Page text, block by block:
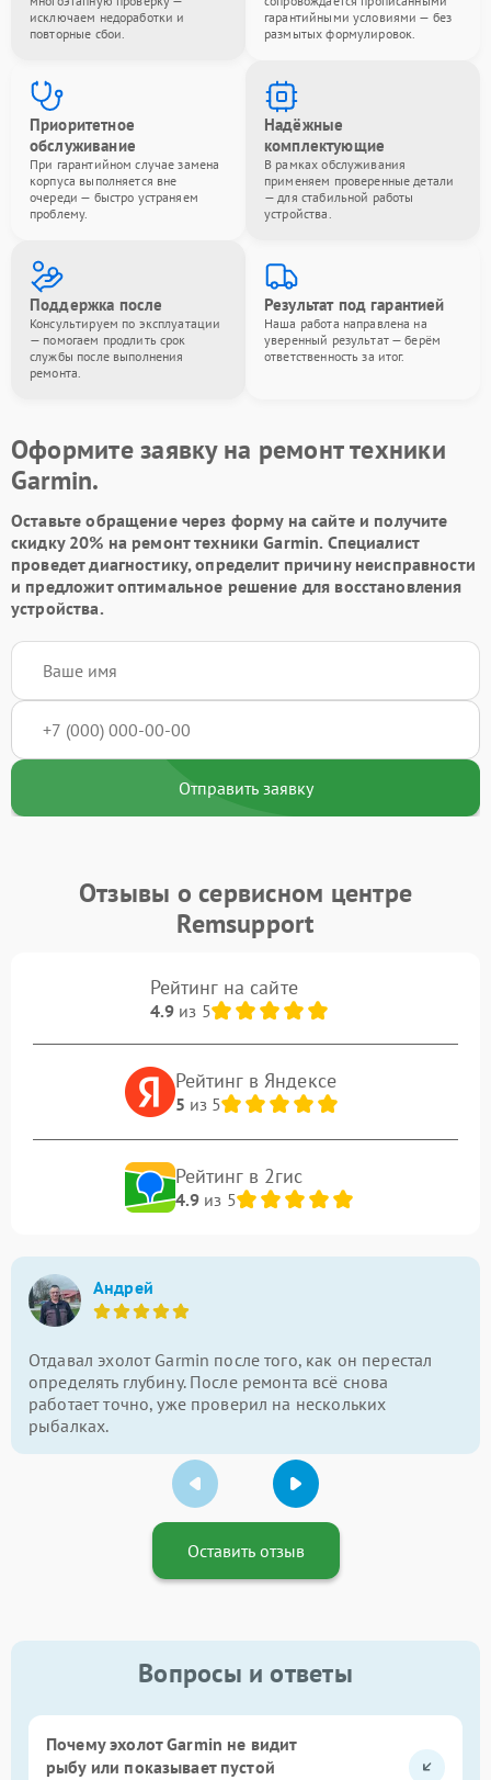
исключаем недоработки и
повторные сбои.
гарантийными условиями — без
размытых формулировок.
Приоритетное
обслуживание
При гарантийном случае замена
корпуса выполняется вне
очереди — быстро устраняем
проблему.
Надёжные
комплектующие
В рамках обслуживания
применяем проверенные детали
— для стабильной работы
устройства.
Поддержка после
Консультируем по эксплуатации
— помогаем продлить срок
службы после выполнения
ремонта.
Результат под гарантией
Наша работа направлена на
уверенный результат — берём
ответственность за итог.
Оформите заявку на ремонт техники
Garmin.
Оставьте обращение через форму на сайте и получите
скидку 20% на ремонт техники Garmin. Специалист
проведет диагностику, определит причину неисправности
и предложит оптимальное решение для восстановления
устройства.
Отправить заявку
Отзывы о сервисном центре
Remsupport
Рейтинг на сайте
4.9из 5
Рейтинг в Яндексе
5 из 5
Рейтинг в 2гис
4.9из 5
Андрей
Отдавал эхолот Garmin после того, как он перестал
определять глубину. После ремонта всё снова
работает точно, уже проверил на нескольких
рыбалках.
Оставить отзыв
Вопросы и ответы
Почему эхолот Garmin не видит
рыбу или показывает пустой